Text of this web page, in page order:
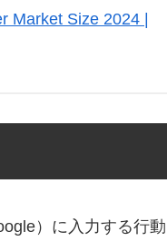
Market Size 2024 |
）に入力する行動